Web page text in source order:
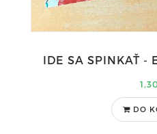
IDE SA SPINKAŤ -
DO